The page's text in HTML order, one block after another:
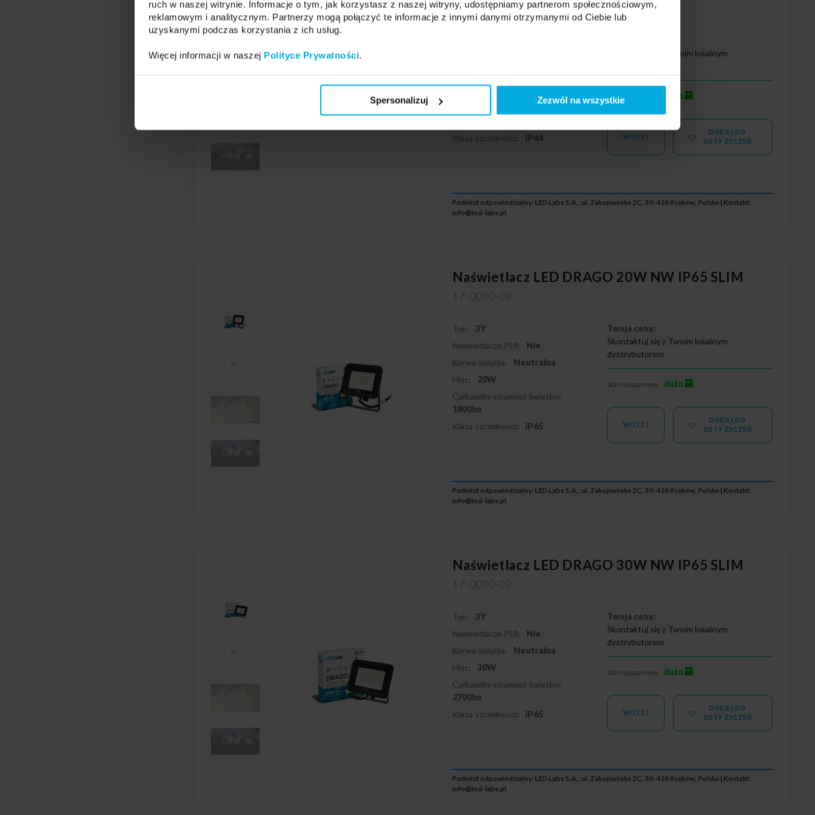
ruch w naszej witrynie. Informacje o tym, jak korzystasz z naszej witryny, udostępniamy partnerom społecznościowym,
reklamowym i analitycznym. Partnerzy mogą połączyć te informacje z innymi danymi otrzymanymi od Ciebie lub
uzyskanymi podczas korzystania z ich usług.
Więcej informacji w naszej Polityce Prywatności.
Spersonalizuj Zezwól na wszystkie
17-0000-14
Barwa światła: Neutralna
Klasa szczelności:
IP44
Skontaktuj się z Twoim lokalnym
Stan magazynowy: dużo
WIĘCEJ
DODAJ DO
LISTY ŻYCZEŃ
Podmiot odpowiedzialny: LED Labs S.A., ul. Zakopiańska 2C, 30-418 Kraków, Polska | Kontakt:
info@led-labs.pl
Naświetlacz LED DRAGO 20W NW IP65 SLIM
17-0000-08
Typ:
3Y
Naświetlacze PIR:
Nie
Barwa światła:
Neutralna
Moc:
20W
Całkowity strumień świetlny:
1800lm
Klasa szczelności:
IP65
Twoja cena:
Skontaktuj się z Twoim lokalnym
dystrybutorem
Stan magazynowy: dużo
WIĘCEJ
DODAJ DO
LISTY ŻYCZEŃ
Podmiot odpowiedzialny: LED Labs S.A., ul. Zakopiańska 2C, 30-418 Kraków, Polska | Kontakt:
info@led-labs.pl
Naświetlacz LED DRAGO 30W NW IP65 SLIM
17-0000-09
Typ:
3Y
Naświetlacze PIR:
Nie
Barwa światła:
Neutralna
Moc:
30W
Całkowity strumień świetlny:
2700lm
Klasa szczelności:
IP65
Twoja cena:
Skontaktuj się z Twoim lokalnym
dystrybutorem
Stan magazynowy: dużo
WIĘCEJ
DODAJ DO
LISTY ŻYCZEŃ
Podmiot odpowiedzialny: LED Labs S.A., ul. Zakopiańska 2C, 30-418 Kraków, Polska | Kontakt:
info@led-labs.pl